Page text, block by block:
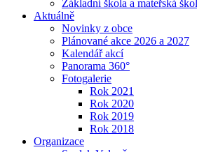
Základní škola a mateřská
Aktuálně
Novinky z obce
Plánované akce 2026 a 2027
Kalendář akcí
Panorama 360°
Fotogalerie
Rok 2021
Rok 2020
Rok 2019
Rok 2018
Organizace